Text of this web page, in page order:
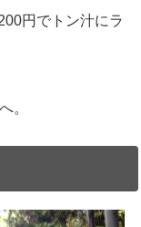
円でトン汁にラ
。